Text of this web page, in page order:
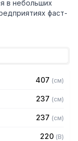
в небольших
фаст-
воды
нагрева
407 (см)
237 (см)
237 (см)
220 (В)